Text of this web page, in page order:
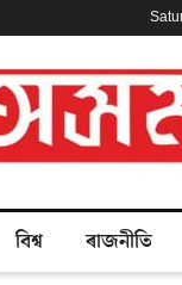
বিশ্ব ৰাজনীতি